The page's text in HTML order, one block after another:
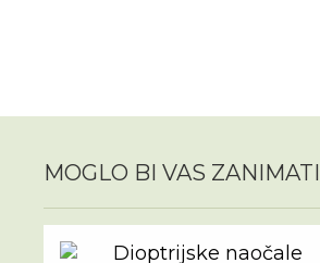
MOGLO BI VAS ZANIMATI